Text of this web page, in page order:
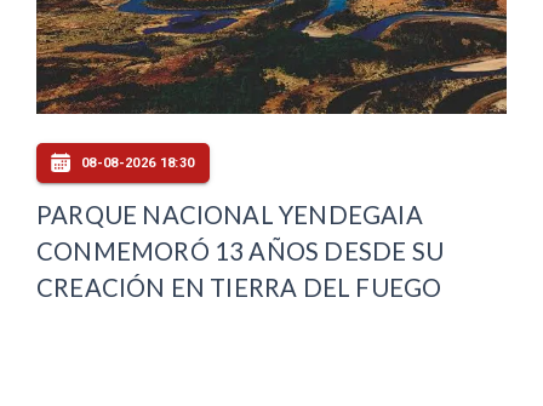
08-08-2026 18:30
PARQUE NACIONAL YENDEGAIA
CONMEMORÓ 13 AÑOS DESDE SU
CREACIÓN EN TIERRA DEL FUEGO